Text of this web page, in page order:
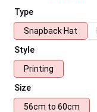
Type
Snapback Hat
Style
Printing
Size
56cm to 60cm